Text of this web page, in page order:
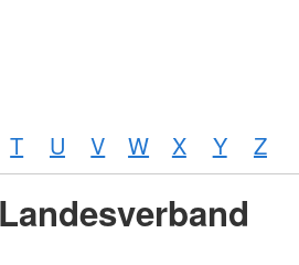
T U V W X Y Z